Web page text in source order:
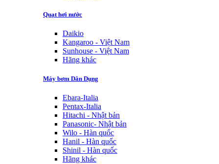
Quạt hơi nước
Daikio
Kangaroo - Việt Nam
Sunhouse - Việt Nam
Hãng khác
Máy bơm Dân Dụng
Ebara-Italia
Pentax-Italia
Hitachi - Nhật bản
Panasonic- Nhật bản
Wilo - Hàn quốc
Hanil - Hàn quốc
Shinil - Hàn quốc
Hãng khác